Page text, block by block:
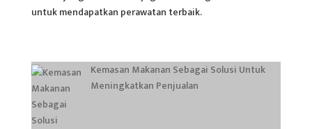
untuk mendapatkan perawatan terbaik.
Kemasan Makanan Sebagai Solusi Untuk
Meningkatkan Penjualan